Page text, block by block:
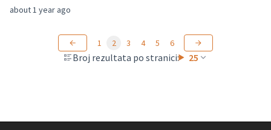
about 1 year ago
Broj rezultata po stranici: 25
1 2 3 4 5 6